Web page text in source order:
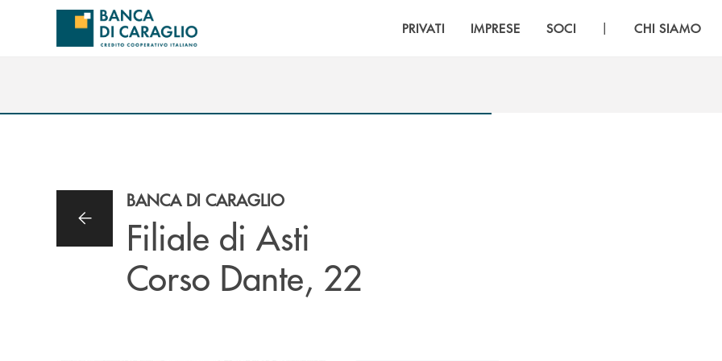
Salta al contenuto principale
PRIVATI IMPRESE SOCI | CHI SIAMO
BANCA DI CARAGLIO
Filiale di Asti
Corso Dante, 22